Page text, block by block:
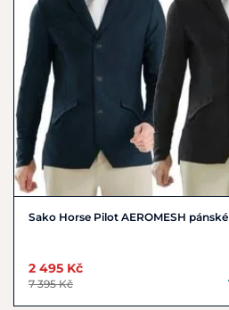
Sako Horse Pilot AEROMESH pánské
2 495 Kč
7 395 Kč